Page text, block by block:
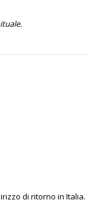
di ritorno in Italia.